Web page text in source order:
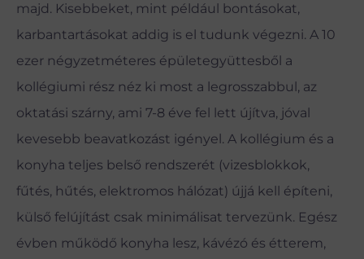
majd. Kisebbeket, mint például bontásokat,
karbantartásokat addig is el tudunk végezni. A 10
ezer négyzetméteres épületegyüttesből a
kollégiumi rész néz ki most a legrosszabbul, az
oktatási szárny, ami 7-8 éve fel lett újítva, jóval
kevesebb beavatkozást igényel. A kollégium és a
konyha teljes belső rendszerét (vizesblokkok,
fűtés, hűtés, elektromos hálózat) újjá kell építeni,
külső felújítást csak minimálisat tervezünk. Egész
évben működő konyha lesz, kávézó és étterem,